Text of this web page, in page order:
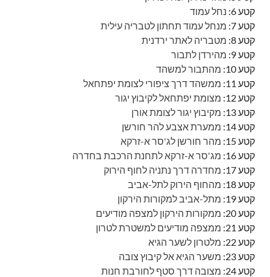
קטע 6:
נחל עמוד
קטע 7:
מנחל עמוד תחתון לטבריה עילית
קטע 8:
מטבריה לאתר ירדנית
קטע 9:
מהירדן לתבור
קטע 10:
מהתבור למשהד
קטע 11:
ממשהד דרך ציפורי לצומת יפתחאל
קטע 12:
מצומת יפתחאל לקיבוץ יגור
קטע 13:
מקיבוץ יגור לצומת אורן
קטע 14:
ממערת אצבע להר חורשן
קטע 15:
מהר חורשן לג'סר א-זרקא
קטע 16:
מג'סר א-זרקא לתחנת הרכבת בחדרה
קטע 17:
מחדרה דרך נתניה לחוף הירוק
קטע 18:
מהחוף הירוק לתל-אביב
קטע 19:
מתל-אביב למקורות הירקון
קטע 20:
ממקורות הירקון למצפה מודיעים
קטע 21:
ממצפה מודיעים למשטרת לטרון
קטע 22:
מלטרון לשער הגיא
קטע 23:
משער הגיא אל קיבוץ צובה
קטע 24:
מצובה דרך סטף לחורבת חנות